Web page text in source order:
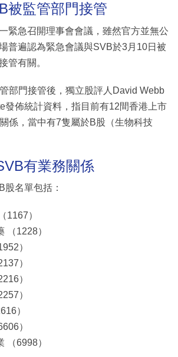
被監管部門接管
緊急召開理事會會議，雖然官方並無公
普遍認為緊急會議與SVB於3月10日被
管有關。
部門接管後，獨立股評人David Webb
發佈統計資料，指目前有12間香港上市
係，當中有7隻屬於B股（生物科技
有業務關係
名單包括：
1167）
（1228）
）
）
）
）
）
）
（6998）